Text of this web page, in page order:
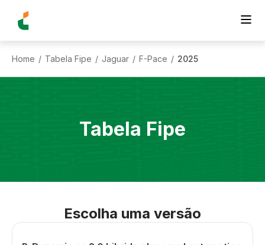
Home / Tabela Fipe / Jaguar / F-Pace / 2025
Tabela Fipe
Escolha uma versão